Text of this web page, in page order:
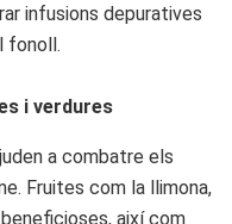
infusions depuratives
fonoll.
i verdures
a combatre els
Fruites com la llimona,
així com